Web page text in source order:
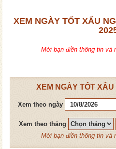
XEM NGÀY TỐT XẤU
Mời bạn điền thông tin và
XEM NGÀY TỐT
Xem theo ngày
Xem theo tháng
Mời bạn điền thông tin và